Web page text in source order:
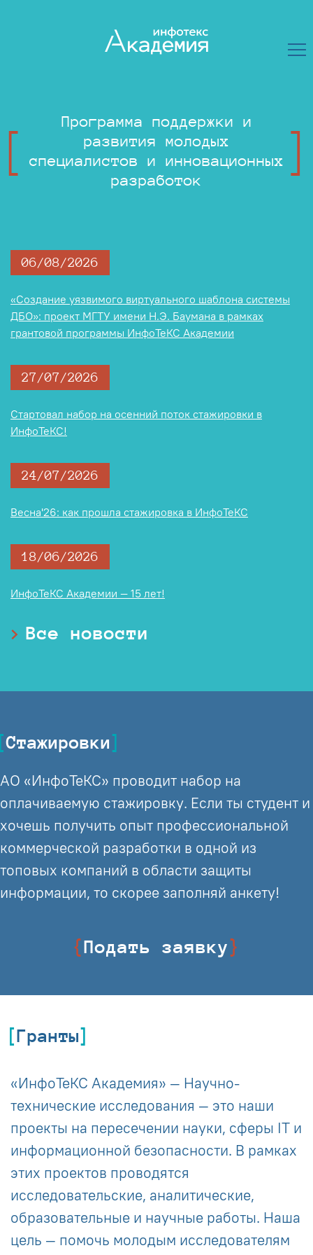
Программа поддержки и
развития молодых
специалистов и инновационных
разработок
06/08/2026
«Создание уязвимого виртуального шаблона системы
ДБО»: проект МГТУ имени Н.Э. Баумана в рамках
грантовой программы ИнфоТеКС Академии
27/07/2026
Стартовал набор на осенний поток стажировки в
ИнфоТеКС!
24/07/2026
Весна'26: как прошла стажировка в ИнфоТеКС
18/06/2026
ИнфоТеКС Академии — 15 лет!
Все новости
Стажировки
АО «ИнфоТеКС» проводит набор на
оплачиваемую стажировку. Если ты студент и
хочешь получить опыт профессиональной
коммерческой разработки в одной из
топовых компаний в области защиты
информации, то скорее заполняй анкету!
Подать заявку
Гранты
«ИнфоТеКС Академия» — Научно-
технические исследования — это наши
проекты на пересечении науки, сферы IT и
информационной безопасности. В рамках
этих проектов проводятся
исследовательские, аналитические,
образовательные и научные работы. Наша
цель — помочь молодым исследователям